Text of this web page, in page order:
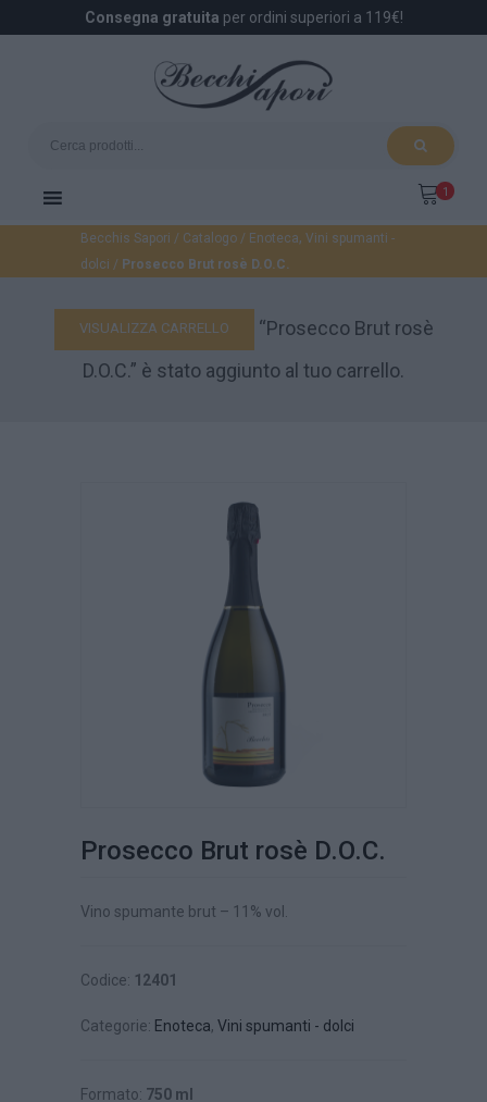
Consegna gratuita per ordini superiori a 119€!
1
Becchis Sapori / Catalogo / Enoteca, Vini spumanti -
dolci / Prosecco Brut rosè D.O.C.
VISUALIZZA CARRELLO
“Prosecco Brut rosè
D.O.C.” è stato aggiunto al tuo carrello.
Prosecco Brut rosè D.O.C.
Vino spumante brut – 11% vol.
Codice: 12401
Categorie: Enoteca, Vini spumanti - dolci
Formato: 750 ml